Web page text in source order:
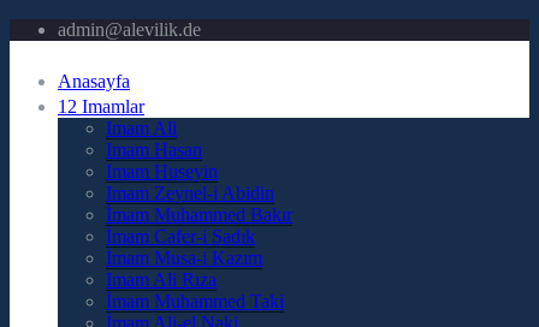
admin@alevilik.de
Anasayfa
12 Imamlar
Imam Ali
Imam Hasan
Imam Huseyin
Imam Zeynel-i Abidin
İmam Muhammed Bakır
İmam Cafer-i Sadık
İmam Musa-i Kazım
Imam Ali Rıza
İmam Muhammed Taki
İmam Ali-el Naki